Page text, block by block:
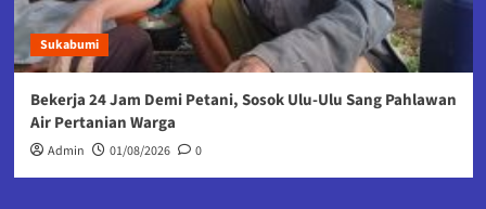
Sukabumi
Bekerja 24 Jam Demi Petani, Sosok Ulu-Ulu Sang Pahlawan
Air Pertanian Warga
Admin 01/08/2026 0